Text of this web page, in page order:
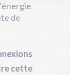
de
cette